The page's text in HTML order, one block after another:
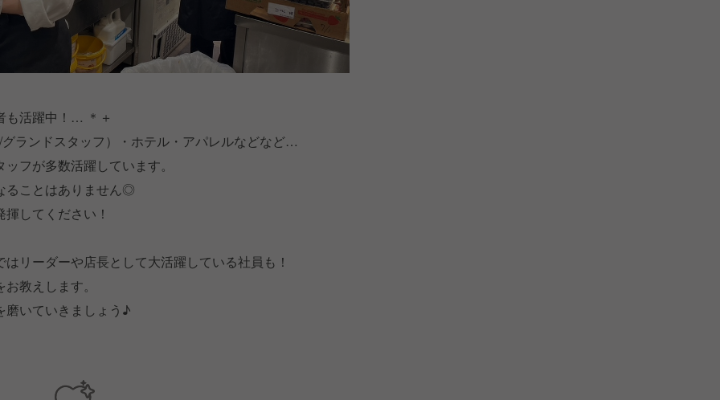
も活躍中！… ＊＋
ランドスタッフ）・ホテル・アパレルなどなど…
フが多数活躍しています。
ることはありません◎
してください！
リーダーや店長として大活躍している社員も！
教えします。
磨いていきましょう♪